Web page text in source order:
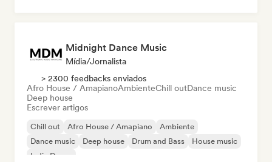
Midnight Dance Music
Mídia/Jornalista
> 2300 feedbacks enviados
Afro House / AmapianoAmbienteChill outDance music
Deep house
Escrever artigos
Chill out Afro House / Amapiano
Ambiente
Dance music
Deep house Drum and Bass
House music
Indie Dance